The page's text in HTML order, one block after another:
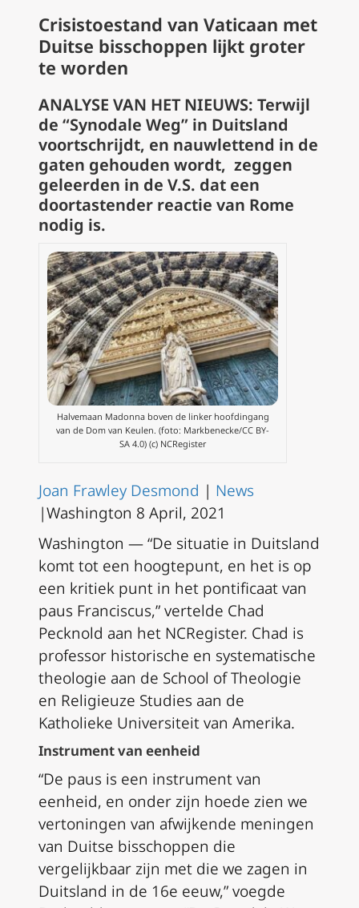
Crisistoestand van Vaticaan met
Duitse bisschoppen lijkt groter
te worden
ANALYSE VAN HET NIEUWS: Terwijl
de “Synodale Weg” in Duitsland
voortschrijdt, en nauwlettend in de
gaten gehouden wordt, zeggen
geleerden in de V.S. dat een
doortastender reactie van Rome
nodig is.
Halvemaan Madonna boven de linker hoofdingang
van de Dom van Keulen. (foto: Markbenecke/CC BY-
SA 4.0) (c) NCRegister
Joan Frawley Desmond | News
|Washington 8 April, 2021
Washington — “De situatie in Duitsland
komt tot een hoogtepunt, en het is op
een kritiek punt in het pontificaat van
paus Franciscus,” vertelde Chad
Pecknold aan het NCRegister. Chad is
professor historische en systematische
theologie aan de School of Theologie
en Religieuze Studies aan de
Katholieke Universiteit van Amerika.
Instrument van eenheid
“De paus is een instrument van
eenheid, en onder zijn hoede zien we
vertoningen van afwijkende meningen
van Duitse bisschoppen die
vergelijkbaar zijn met die we zagen in
Duitsland in de 16e eeuw,” voegde